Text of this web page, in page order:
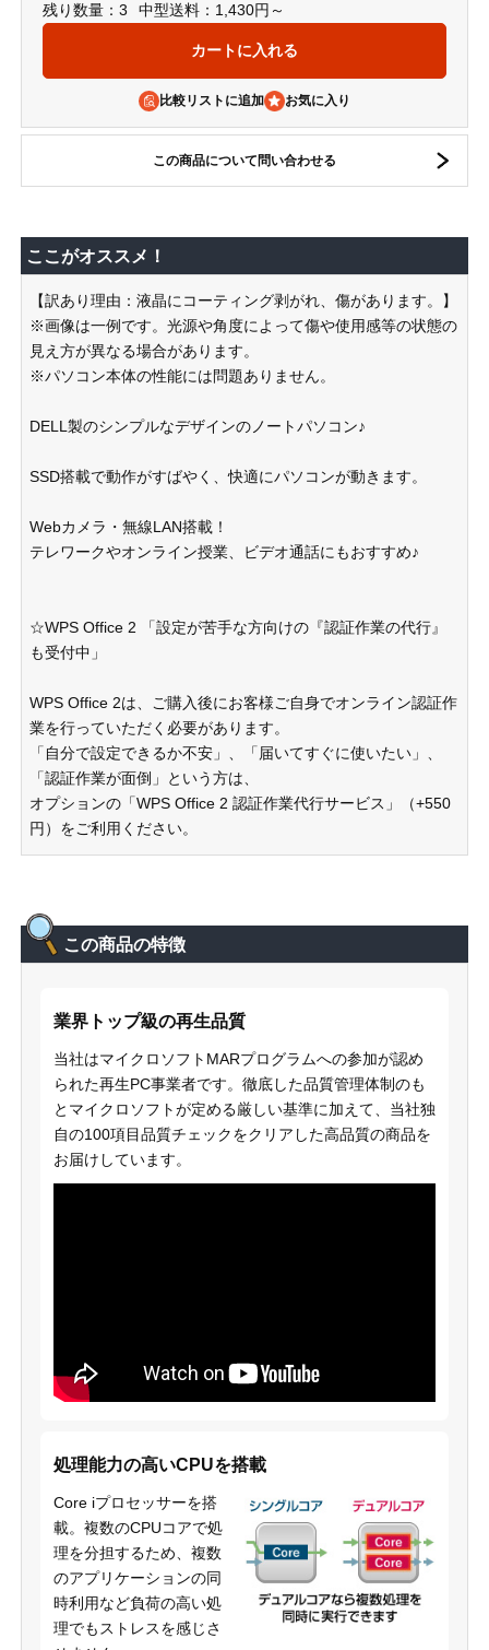
残り数量：3 中型送料：1,430円～
比較リストに追加
この商品について問い合わせる
ここがオススメ！
【訳あり理由：液晶にコーティング剥がれ、傷があります。】
※画像は一例です。光源や角度によって傷や使用感等の状態の
見え方が異なる場合があります。
※パソコン本体の性能には問題ありません。
DELL製のシンプルなデザインのノートパソコン♪
SSD搭載で動作がすばやく、快適にパソコンが動きます。
Webカメラ・無線LAN搭載！
テレワークやオンライン授業、ビデオ通話にもおすすめ♪
☆WPS Office 2 「設定が苦手な方向けの『認証作業の代行』
も受付中」
WPS Office 2は、ご購入後にお客様ご自身でオンライン認証作
業を行っていただく必要があります。
「自分で設定できるか不安」、「届いてすぐに使いたい」、
「認証作業が面倒」という方は、
オプションの「WPS Office 2 認証作業代行サービス」（+550
円）をご利用ください。
この商品の特徴
業界トップ級の再生品質
当社はマイクロソフトMARプログラムへの参加が認め
られた再生PC事業者です。徹底した品質管理体制のも
とマイクロソフトが定める厳しい基準に加えて、当社独
自の100項目品質チェックをクリアした高品質の商品を
お届けしています。
処理能力の高いCPUを搭載
Core iプロセッサーを搭
載。複数のCPUコアで処
理を分担するため、複数
のアプリケーションの同
時利用など負荷の高い処
理でもストレスを感じさ